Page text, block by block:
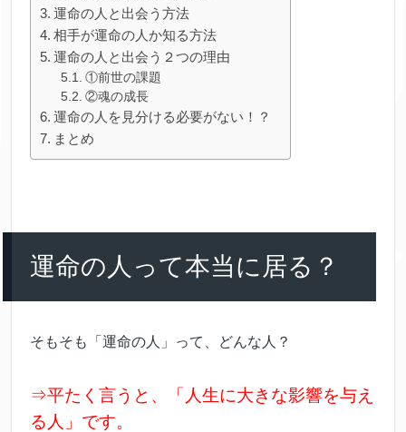
運命の人と出会う方法
相手が運命の人か知る方法
運命の人と出会う２つの理由
①前世の課題
②魂の成長
運命の人を見分ける必要がない！？
まとめ
運命の人って本当に居る？
そもそも「運命の人」って、どんな人？
⇒平たく言うと、「人生に大きな影響を与え
る人」です。